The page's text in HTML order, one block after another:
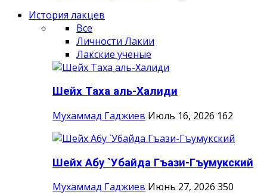
История лакцев
Все
Личности Лакии
Лакские ученые
Шейх Таха аль-Халиди
Мухаммад Гаджиев Июль 16, 2026 162
Шейх Абу `Убайда Гъази-Гъумукский
Мухаммад Гаджиев Июнь 27, 2026 350